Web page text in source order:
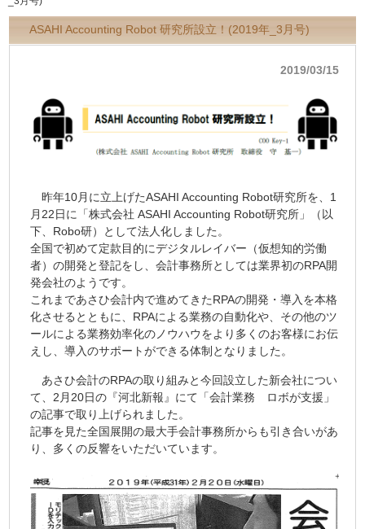
ASAHI Accounting Robot 研究所設立！(2019年_3月号)
2019/03/15
昨年10月に立上げたASAHI Accounting Robot研究所を、1
月22日に「株式会社 ASAHI Accounting Robot研究所」（以
下、Robo研）として法人化しました。
全国で初めて定款目的にデジタルレイバー（仮想知的労働
者）の開発と登記をし、会計事務所としては業界初のRPA開
発会社のようです。
これまであさひ会計内で進めてきたRPAの開発・導入を本格
化させるとともに、RPAによる業務の自動化や、その他のツ
ールによる業務効率化のノウハウをより多くのお客様にお伝
えし、導入のサポートができる体制となりました。
あさひ会計のRPAの取り組みと今回設立した新会社につい
て、2月20日の『河北新報』にて「会計業務 ロボが支援」
の記事で取り上げられました。
記事を見た全国展開の最大手会計事務所からも引き合いがあ
り、多くの反響をいただいています。